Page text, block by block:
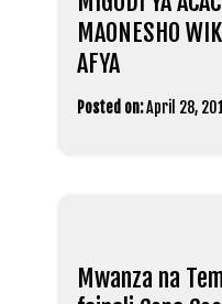
MAONESHO
AFYA
Posted on:April 28,
Mwanza na